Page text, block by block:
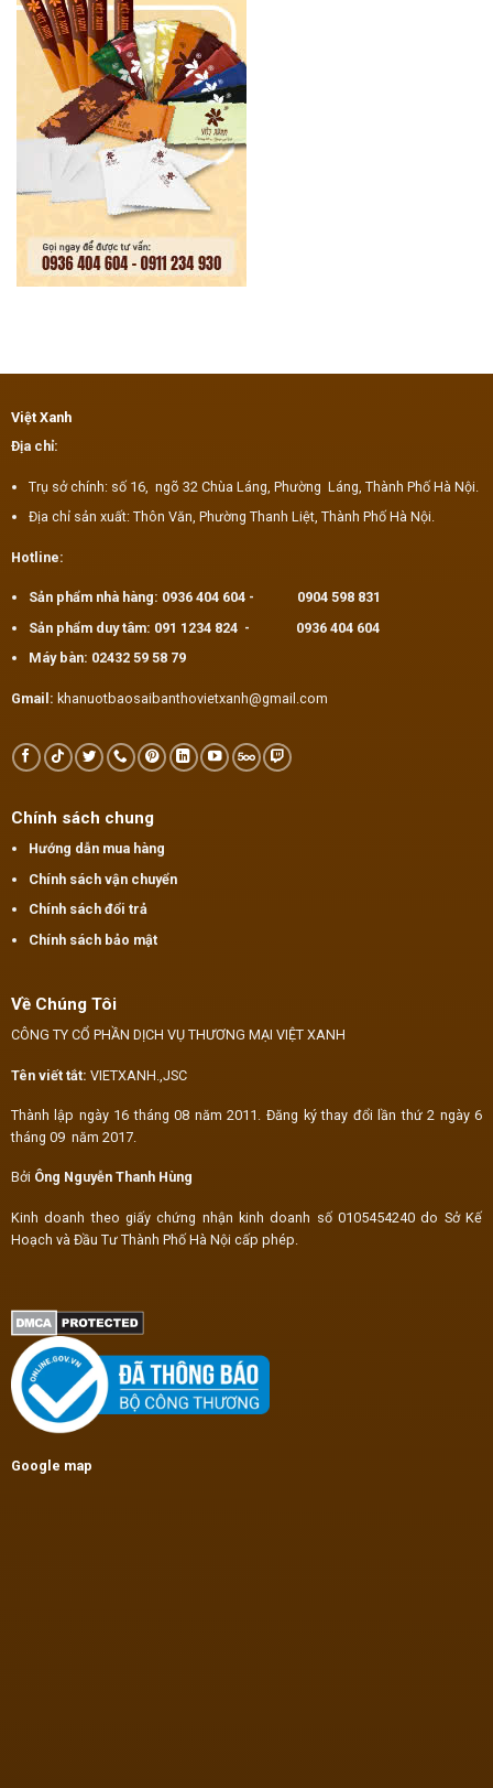
Việt Xanh
Địa chỉ:
Trụ sở chính: số 16, ngõ 32 Chùa Láng, Phường Láng, Thành Phố Hà Nội.
Địa chỉ sản xuất: Thôn Văn, Phường Thanh Liệt, Thành Phố Hà Nội.
Hotline:
Sản phẩm nhà hàng: 0936 404 604- 0904 598 831
Sản phẩm duy tâm: 091 1234 824 -
0936 404 604
Máy bàn: 02432 59 58 79
Gmail: khanuotbaosaibanthovietxanh@gmail.com
Chính sách chung
Hướng dẫn mua hàng
Chính sách vận chuyển
Chính sách đổi trả
Chính sách bảo mật
Về Chúng Tôi
CÔNG TY CỔ PHẦN DỊCH VỤ THƯƠNG MẠI VIỆT XANH
Tên viết tắt: VIETXANH.,JSC
Thành lập ngày 16 tháng 08 năm 2011. Đăng ký thay đổi lần thứ 2 ngày 6
tháng 09 năm 2017.
Bởi Ông Nguyễn Thanh Hùng
Kinh doanh theo giấy chứng nhận kinh doanh số 0105454240 do Sở Kế
Hoạch và Đầu Tư Thành Phố Hà Nội cấp phép.
Google map